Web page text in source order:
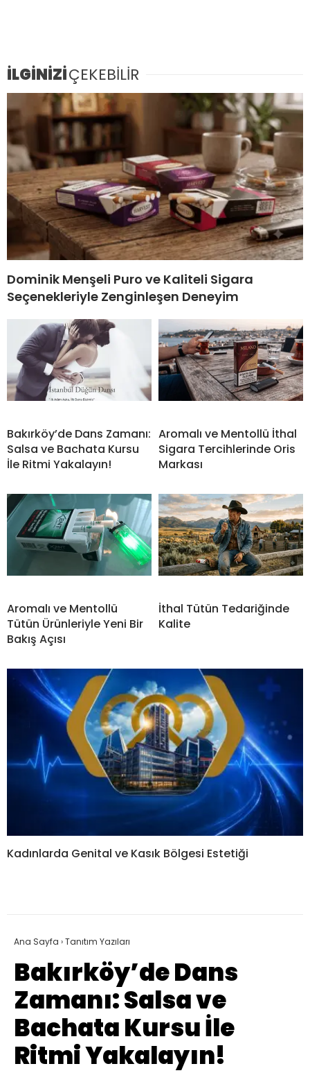
İLGİNİZİÇEKEBİLİR
Dominik Menşeli Puro ve Kaliteli Sigara
Seçenekleriyle Zenginleşen Deneyim
Bakırköy’de Dans Zamanı:
Salsa ve Bachata Kursu
İle Ritmi Yakalayın!
Aromalı ve Mentollü İthal
Sigara Tercihlerinde Oris
Markası
Aromalı ve Mentollü
Tütün Ürünleriyle Yeni Bir
Bakış Açısı
İthal Tütün Tedariğinde
Kalite
Kadınlarda Genital ve Kasık Bölgesi Estetiği
Ana Sayfa ›Tanıtım Yazıları
Bakırköy’de Dans
Zamanı: Salsa ve
Bachata Kursu İle
Ritmi Yakalayın!